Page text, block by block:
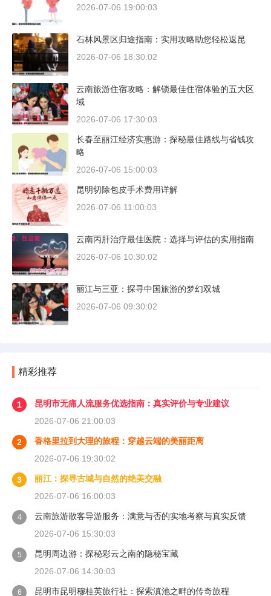
2026-07-06 19:00:03
石林风景区归途指南：实用攻略助您轻松返昆
2026-07-06 18:30:02
云南旅游住宿攻略：解锁最佳住宿体验的五大区
域
2026-07-06 17:30:03
长春至丽江经济实惠游：探秘最佳路线与省钱攻
略
2026-07-06 15:00:03
昆明切除包皮手术费用详解
2026-07-06 11:00:03
云南丙肝治疗最佳医院：选择与评估的实用指南
2026-07-06 10:30:02
丽江与三亚：探寻中国旅游的梦幻双城
2026-07-06 09:30:02
精彩推荐
1
昆明市无痛人流服务优选指南：真实评价与专业建议
2026-07-06 21:00:03
2
香格里拉到大理的旅程：穿越云端的美丽距离
2026-07-06 19:30:02
3
丽江：探寻古城与自然的绝美交融
2026-07-06 16:00:03
4
云南旅游散客导游服务：满意与否的实地考察与真实反馈
2026-07-06 15:30:03
5
昆明周边游：探秘彩云之南的隐秘宝藏
2026-07-06 14:30:03
6 昆明市昆明穆桂英旅行社：探索滇池之畔的传奇旅程